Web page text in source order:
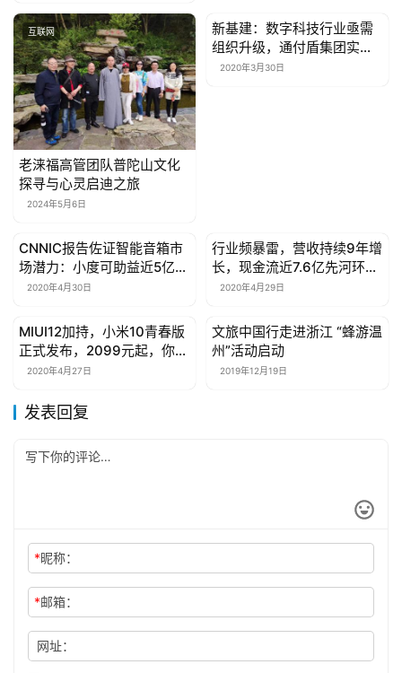
互联网
老涞福高管团队普陀山文化
探寻与心灵启迪之旅
2024年5月6日
互联网
新基建：数字科技行业亟需
组织升级，通付盾集团实践
组织变革
2020年3月30日
互联网
CNNIC报告佐证智能音箱市
场潜力：小度可助益近5亿非
网民
2020年4月30日
互联网
行业频暴雷，营收持续9年增
长，现金流近7.6亿先河环保
很“硬核”
2020年4月29日
互联网
MIUI12加持，小米10青春版
正式发布，2099元起，你的
青春回来了吗？
2020年4月27日
互联网
文旅中国行走进浙江 “蜂游温
州”活动启动
2019年12月19日
发表回复
*昵称：
*邮箱：
网址：